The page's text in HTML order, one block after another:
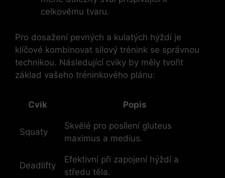
celkovému tvaru.
Pro dosažení pevných a​ kulatých hýždí je
klíčové kombinovat silový ⁣trénink se⁤ správnou
technikou. Následující cviky by měly tvořit
základ vašeho tréninkového plánu:
Cvik Popis
Squaty
Skvělé pro posílení gluteus
maximus a medius.
Deadlifty
Efektivní při zapojení hýždí a
⁢středu těla.